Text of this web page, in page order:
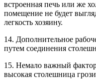
встроенная печь или же
помещение не будет
легкость хозяину.
14. Дополнительное
путем соединения
15. Немало важный
высокая столешница